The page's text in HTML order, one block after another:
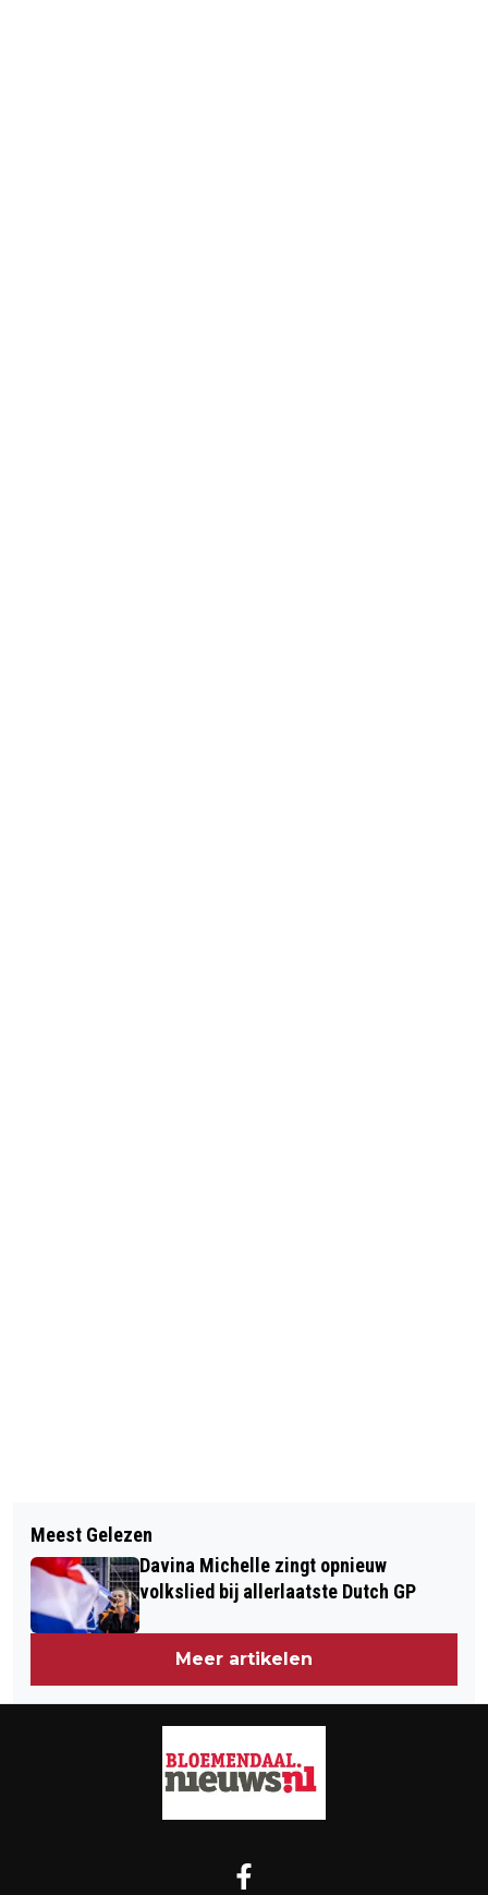
POLITIE HOUDT ALCOHOLCONTROLE
IN OVERVEEN
DEZE WEEK GUUR EN ONSTUIMIG,
GROTE KANS OP SNEEUW
Meest Gelezen
Davina Michelle zingt opnieuw
volkslied bij allerlaatste Dutch GP
Meer artikelen